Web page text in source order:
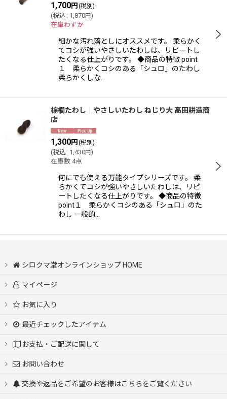
1,700円 (税別)
(税込 : 1,870円)
在庫わずか
細かな汚れ落としにオススメです。 柔らかく
てコシが強いやさしいたわしは、リピートし
たくなる仕上がりです。 ◆商品の特徴 point
１ 柔らかくコシのある「シュロ」のたわし
柔らかくしな…
棕櫚たわし｜やさしいたわし ねじり大 高田耕造商
店
1,300円 (税別)
(税込 : 1,430円)
在庫数 4点
何にでも使える万能タイプシリーズです。 柔
らかくてコシが強いやさしいたわしは、リピ
ートしたくなる仕上がりです。 ◆商品の特徴
point１ 柔らかくコシのある「シュロ」のた
わし 一般的…
シロクマ堂オンラインショップ HOME
マイページ
お気に入り
最近チェックしたアイテム
お支払・ご配送に関して
お問い合わせ
交換や返品をご希望のお客様はこちらをご覧ください